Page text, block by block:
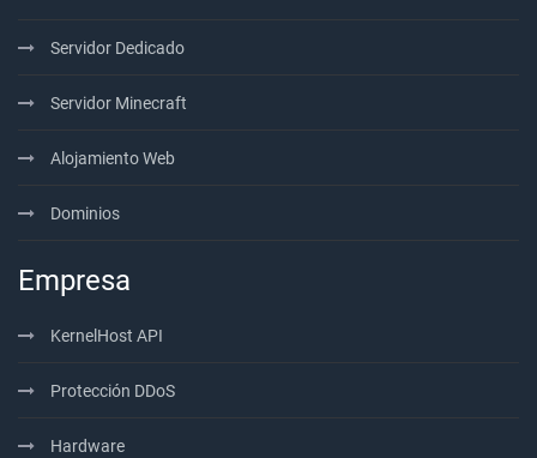
Servidor Dedicado
Servidor Minecraft
Alojamiento Web
Dominios
Empresa
KernelHost API
Protección DDoS
Hardware